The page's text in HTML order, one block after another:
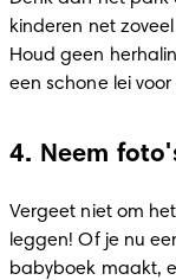
kinderen net
Houd geen
een schone lei
4. Neem
Vergeet niet om
leggen! Of je nu
babyboek maakt,